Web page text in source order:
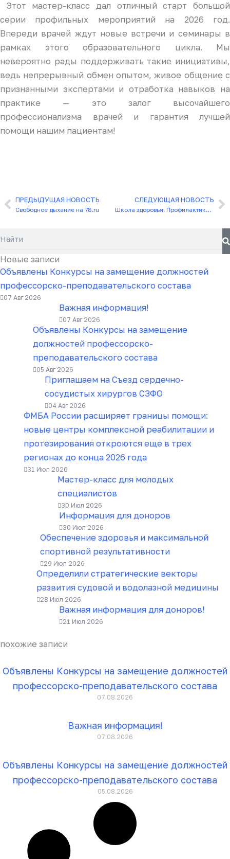
Этот мастер-класс дал отличный старт большой
серии профильных мероприятий на 2026 год.
Впереди врачей ждут новые встречи и семинары в
рамках этого образовательного цикла. Мы
невероятно рады поддерживать такие инициативы,
ведь непрерывный обмен опытом, живое общение с
признанными экспертами и отработка навыков на
практике — это залог высочайшего
профессионализма врачей и гарантия лучшей
помощи нашим пациентам!
Назад
ПРЕДЫДУЩАЯ НОВОСТЬ
Свободное дыхание на 78.ru
СЛЕДУЮЩАЯ НОВОСТЬ
Школа здоровья. Профилактика и лечение сахарного диабета
Новые записи
Объявлены Конкурсы на замещение должностей
профессорско-преподавательского состава
07 Авг 2026
Важная информация!
07 Авг 2026
Объявлены Конкурсы на замещение
должностей профессорско-
преподавательского состава
05 Авг 2026
Приглашаем на Съезд сердечно-
сосудистых хирургов СЗФО
04 Авг 2026
ФМБА России расширяет границы помощи:
новые центры комплексной реабилитации и
протезирования откроются еще в трех
регионах до конца 2026 года
31 Июл 2026
Мастер-класс для молодых
специалистов
30 Июл 2026
Информация для доноров
30 Июл 2026
Обеспечение здоровья и максимальной
спортивной результативности
29 Июл 2026
Определили стратегические векторы
развития судовой и водолазной медицины
28 Июл 2026
Важная информация для доноров!
21 Июл 2026
похожие записи
Объявлены Конкурсы на замещение должностей
профессорско-преподавательского состава
07.08.2026
Важная информация!
07.08.2026
Объявлены Конкурсы на замещение должностей
профессорско-преподавательского состава
05.08.2026